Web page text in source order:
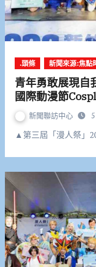
.頭條 新聞來源:焦點
青年勇敢展現
國際動漫節
新聞聯訪中心
▲第三屆「漫人祭